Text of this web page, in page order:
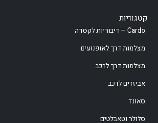
קטגוריות
Cardo – דיבוריות לקסדה
מצלמות דרך לאופנועים
מצלמות דרך לרכב
אביזרים לרכב
סאונד
סלולר וטאבלטים